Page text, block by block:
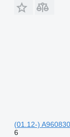
(01.12-)
6